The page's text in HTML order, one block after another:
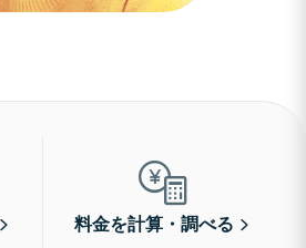
料金を計算・調べる